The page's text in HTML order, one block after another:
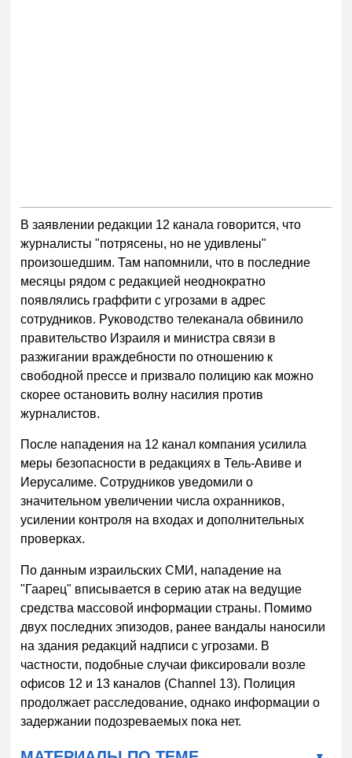
В заявлении редакции 12 канала говорится, что
журналисты "потрясены, но не удивлены"
произошедшим. Там напомнили, что в последние
месяцы рядом с редакцией неоднократно
появлялись граффити с угрозами в адрес
сотрудников. Руководство телеканала обвинило
правительство Израиля и министра связи в
разжигании враждебности по отношению к
свободной прессе и призвало полицию как можно
скорее остановить волну насилия против
журналистов.
После нападения на 12 канал компания усилила
меры безопасности в редакциях в Тель-Авиве и
Иерусалиме. Сотрудников уведомили о
значительном увеличении числа охранников,
усилении контроля на входах и дополнительных
проверках.
По данным израильских СМИ, нападение на
"Гаарец" вписывается в серию атак на ведущие
средства массовой информации страны. Помимо
двух последних эпизодов, ранее вандалы наносили
на здания редакций надписи с угрозами. В
частности, подобные случаи фиксировали возле
офисов 12 и 13 каналов (Channel 13). Полиция
продолжает расследование, однако информации о
задержании подозреваемых пока нет.